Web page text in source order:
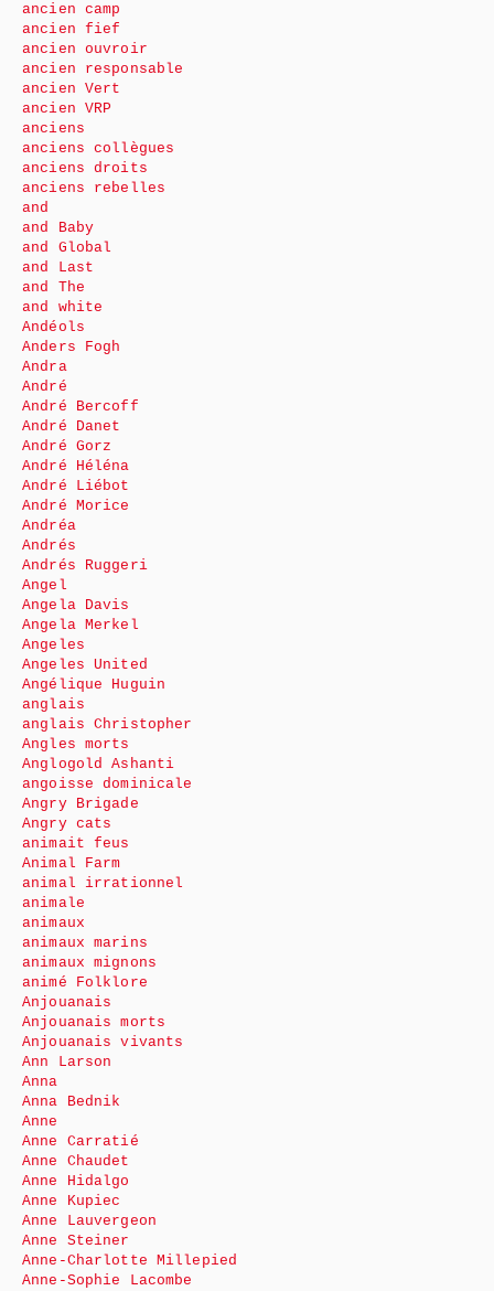
ancien camp
ancien fief
ancien ouvroir
ancien responsable
ancien Vert
ancien VRP
anciens
anciens collègues
anciens droits
anciens rebelles
and
and Baby
and Global
and Last
and The
and white
Andéols
Anders Fogh
Andra
André
André Bercoff
André Danet
André Gorz
André Héléna
André Liébot
André Morice
Andréa
Andrés
Andrés Ruggeri
Angel
Angela Davis
Angela Merkel
Angeles
Angeles United
Angélique Huguin
anglais
anglais Christopher
Angles morts
Anglogold Ashanti
angoisse dominicale
Angry Brigade
Angry cats
animait feus
Animal Farm
animal irrationnel
animale
animaux
animaux marins
animaux mignons
animé Folklore
Anjouanais
Anjouanais morts
Anjouanais vivants
Ann Larson
Anna
Anna Bednik
Anne
Anne Carratié
Anne Chaudet
Anne Hidalgo
Anne Kupiec
Anne Lauvergeon
Anne Steiner
Anne-Charlotte Millepied
Anne-Sophie Lacombe